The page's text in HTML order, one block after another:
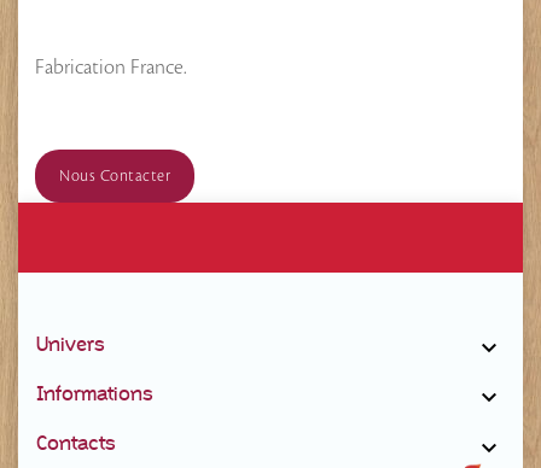
Fabrication France.
Nous Contacter
Univers 
Informations 
Contacts 